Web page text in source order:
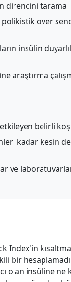
direncini tarama
over
insülin
araştırma
belirli
kadar kesin
ve
bir
olan insüline ne